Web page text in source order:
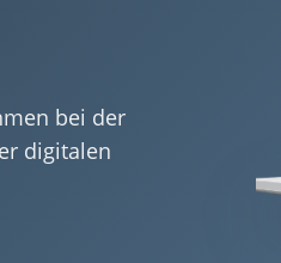
bei der
digitalen